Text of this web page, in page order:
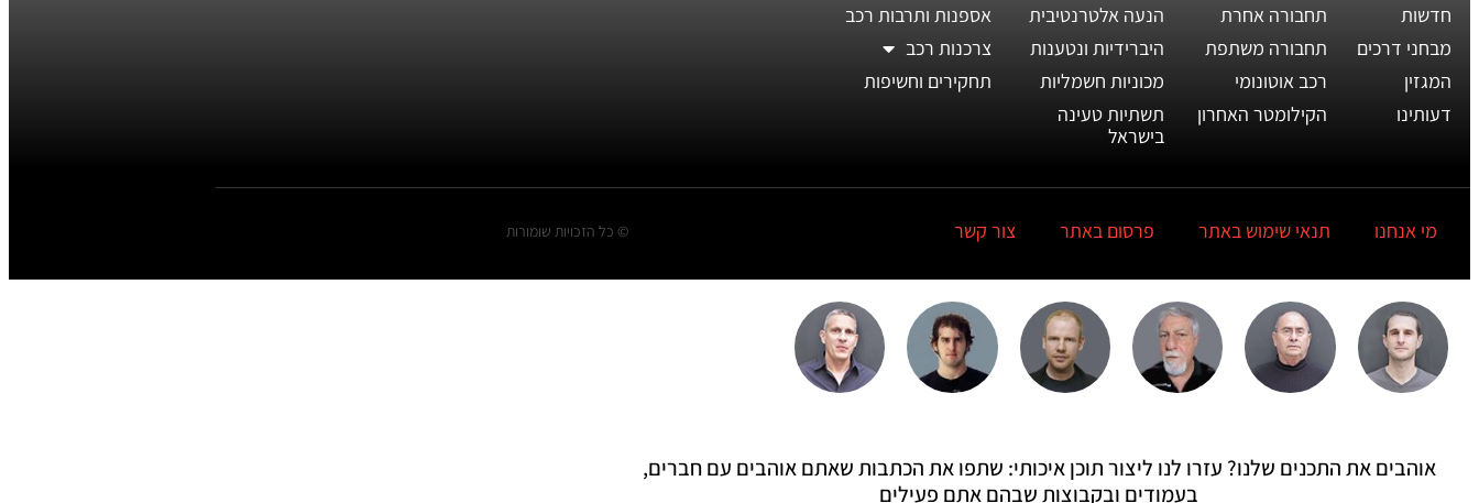
חדשות
מבחני דרכים
המגזין
דעותינו
תחבורה אחרת
תחבורה משתפת
רכב אוטונומי
הקילומטר האחרון
הנעה אלטרנטיבית
היברידיות ונטענות
מכוניות חשמליות
תשתיות טעינה
בישראל
אספנות ותרבות רכב
צרכנות רכב
תחקירים וחשיפות
מי אנחנו תנאי שימוש באתר פרסום באתר צור קשר © כל הזכויות שומורות
אוהבים את התכנים שלנו? עזרו לנו ליצור תוכן איכותי: שתפו את הכתבות שאתם אוהבים עם חברים,
בעמודים ובקבוצות שבהם אתם פעילים